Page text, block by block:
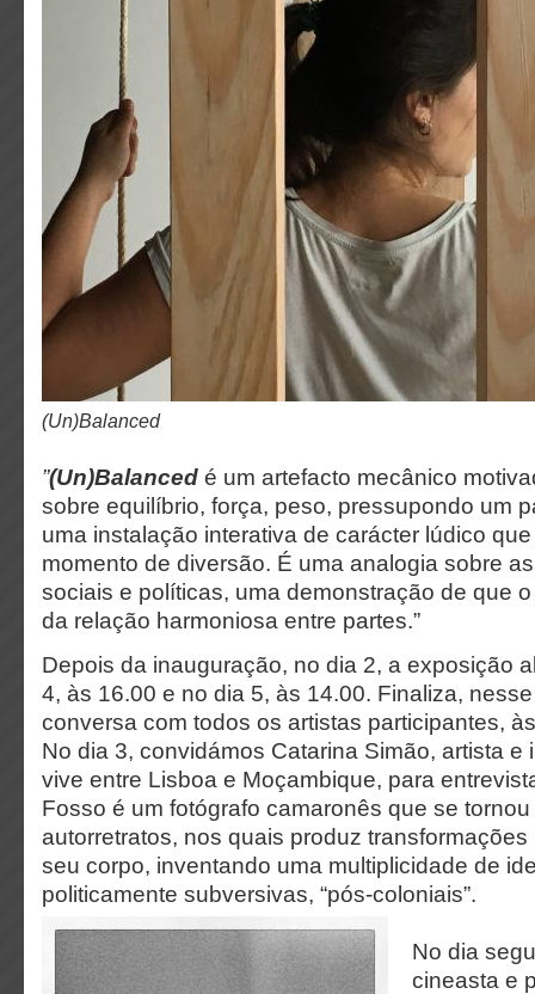
(Un)Balanced
”(Un)Balanced é um artefacto mecânico
sobre equilíbrio, força, peso, pressupondo um
uma instalação interativa de carácter lúdico
momento de diversão. É uma analogia sobre
sociais e políticas, uma demonstração de que
da relação harmoniosa entre partes.”
Depois da inauguração, no dia 2, a exposição
4, às 16.00 e no dia 5, às 14.00. Finaliza,
conversa com todos os artistas participantes,
No dia 3, convidámos Catarina Simão, artista e
vive entre Lisboa e Moçambique, para
Fosso é um fotógrafo camaronês que se
autorretratos, nos quais produz
seu corpo, inventando uma multiplicidade de
politicamente subversivas, “pós-coloniais”.
No dia
cineasta e